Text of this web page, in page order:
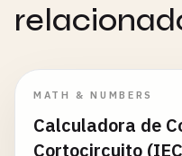
MATH & NUMBERS
Calculadora de
Cortocircuito